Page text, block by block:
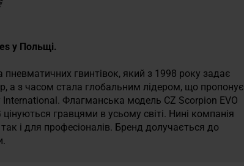
у Польщі.
гвинтівок, який з 1998 року задає
а з часом стала глобальним лідером, що пропонує
International. Флагманська модель CZ Scorpion EVO
гравцями в усьому світі. Нині компанія
і для професіоналів. Бренд долучається до